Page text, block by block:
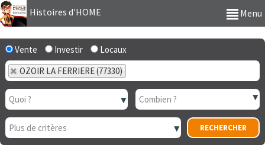
Histoires d'HOME Menu
Vente Investir
Locaux
OZOIR LA FERRIERE (77330)